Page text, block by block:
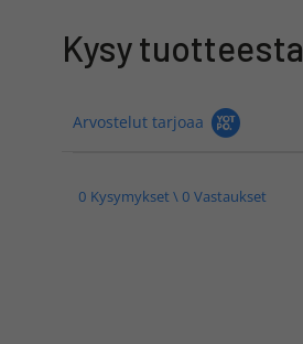
Kysy tuotteesta
Arvostelut tarjoaa
0 Kysymykset \ 0 Vastaukset